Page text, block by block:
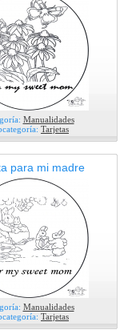
Manualidades
Tarjetas
para mi madre
Manualidades
Tarjetas